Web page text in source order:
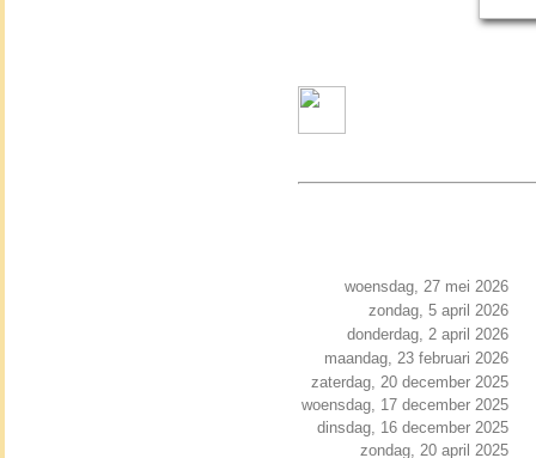
woensdag, 27 mei 2026
zondag, 5 april 2026
donderdag, 2 april 2026
maandag, 23 februari 2026
zaterdag, 20 december 2025
woensdag, 17 december 2025
dinsdag, 16 december 2025
zondag, 20 april 2025